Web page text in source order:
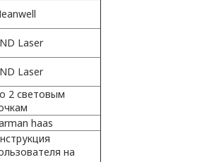
Laser
Laser
2 световым
haas
на